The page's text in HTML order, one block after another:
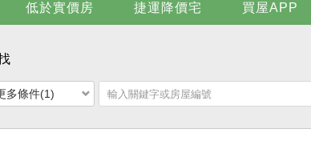
低於實價房 捷運降價宅 買屋APP
多條件(1)